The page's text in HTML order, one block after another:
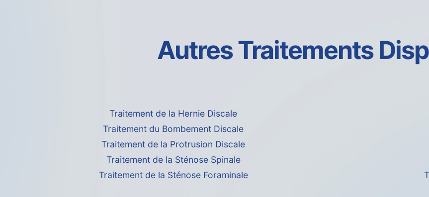
Autres Traitements
Traitement de la Hernie Discale
Traitement du Bombement Discale
Traitement de la Protrusion Discale
Traitement de la Sténose Spinale
Traitement de la Sténose Foraminale